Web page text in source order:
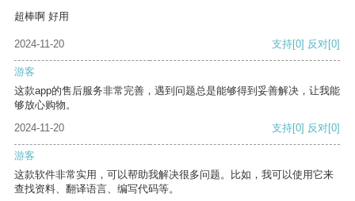
超棒啊 好用
2024-11-20 支持[0] 反对[0]
游客
这款app的售后服务非常完善，遇到问题总是能够得到妥善解决，让我能
够放心购物。
2024-11-20
支持[0] 反对[0]
游客
这款软件非常实用，可以帮助我解决很多问题。比如，我可以使用它来
查找资料、翻译语言、编写代码等。